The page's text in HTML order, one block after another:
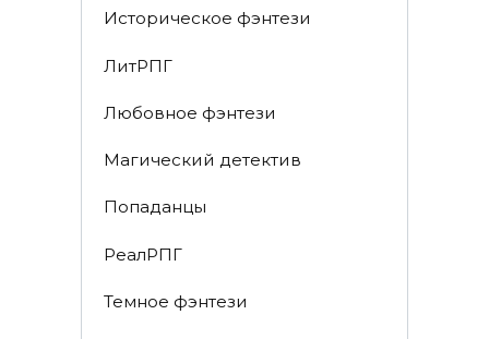
Историческое фэнтези
ЛитРПГ
Любовное фэнтези
Магический детектив
Попаданцы
РеалРПГ
Темное фэнтези